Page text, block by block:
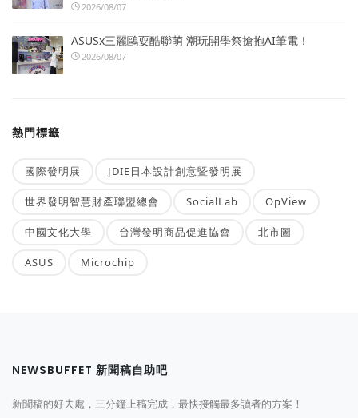
2026/08/07
ASUSx三麗鷗耍酷聯萌 潮玩開學祭搶抱AI筆電！
2026/08/07
熱門標籤
國際發明展 JDIE日本設計創意暨發明展
世界發明智慧財產聯盟總會 SocialLab OpView
中國文化大學 台灣發明商品促進協會 北市圖
ASUS Microchip
NEWSBUFFET 新聞稿自助吧
新聞稿的好去處，三分鐘上稿完成，最快接觸最多讀者的方案！